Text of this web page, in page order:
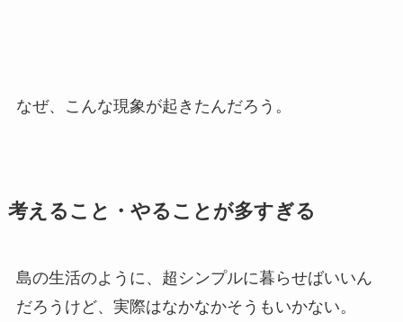
なぜ、こんな現象が起きたんだろう。
考えること・やることが多すぎる
島の生活のように、超シンプルに暮らせばいいん
だろうけど、実際はなかなかそうもいかない。